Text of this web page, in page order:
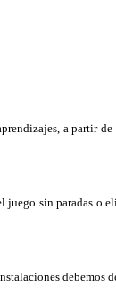
a partir de
juego sin paradas o
debemos